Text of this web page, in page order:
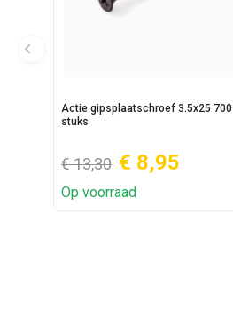
Actie gipsplaatschroef 3.5x25 700
stuks
€ 13,30 € 8,95
Op voorraad